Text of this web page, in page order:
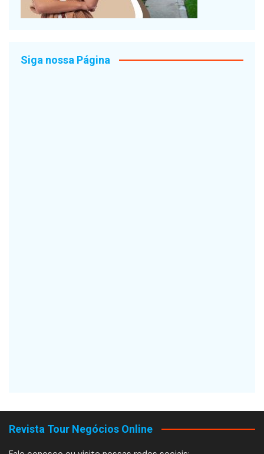
Siga nossa Página
Revista Tour Negócios Online